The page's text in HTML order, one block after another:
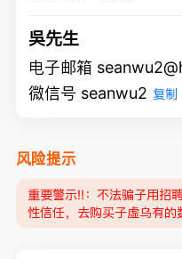
吳先生
电子邮箱
微信号 seanwu2 复制
风险提示
重要警示‼️：不法骗子用招
性信任，去购买子虚乌有的